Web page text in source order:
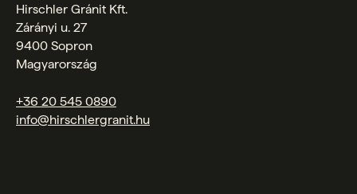
Hirschler Gránit Kft.
Zárányi u. 27
9400 Sopron
Magyarország
+36 20 545 0890
info@hirschlergranit.hu